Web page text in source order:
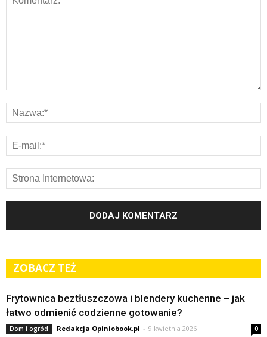
ZOBACZ TEŻ
Frytownica beztłuszczowa i blendery kuchenne – jak
łatwo odmienić codzienne gotowanie?
Dom i ogród Redakcja Opiniobook.pl - 9 kwietnia 2026 0